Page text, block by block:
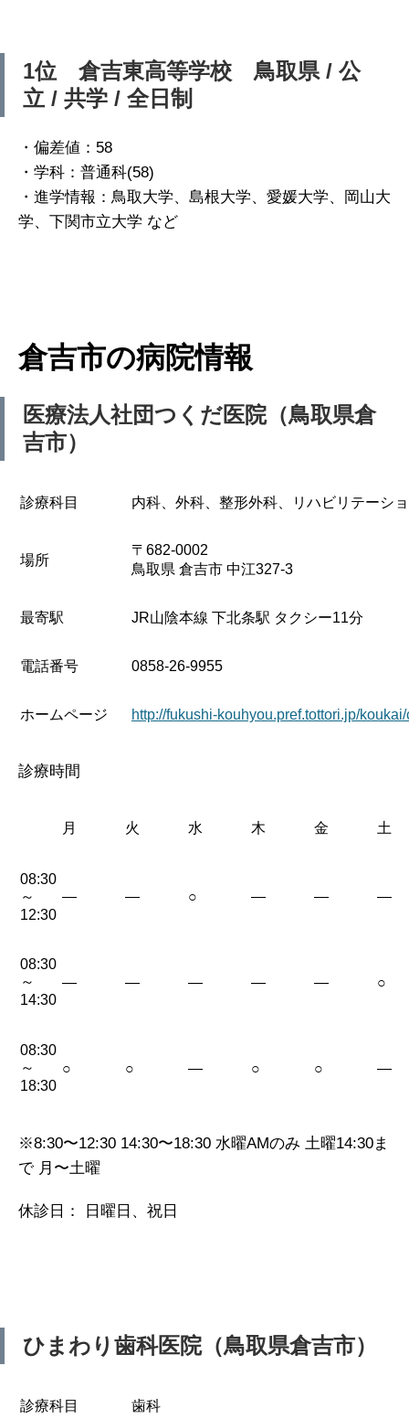
1位 倉吉東高等学校 鳥取県 / 公
立 / 共学 / 全日制
・偏差値：58
・学科：普通科(58)
・進学情報：鳥取大学、島根大学、愛媛大学、岡山大
学、下関市立大学 など
倉吉市の病院情報
医療法人社団つくだ医院（鳥取県倉
吉市）
診療科目 内科、外科、整形外科、リハビリテーシ
場所
〒682-0002
鳥取県 倉吉市 中江327-3
最寄駅 JR山陰本線 下北条駅 タクシー11分
電話番号 0858-26-9955
ホームページ http://fukushi-kouhyou.pref.tottori.jp/
診療時間
月 火 水 木 金 土
08:30
～
12:30
— — ○ — — —
08:30
～
14:30
— — — — — ○
08:30
～
18:30
○ ○ — ○ ○ —
※8:30〜12:30 14:30〜18:30 水曜AMのみ 土曜14:30ま
で 月〜土曜
休診日： 日曜日、祝日
ひまわり歯科医院（鳥取県倉吉市）
診療科目 歯科